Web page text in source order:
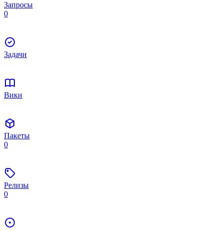
Запросы
0
Задачи
Вики
Пакеты
0
Релизы
0